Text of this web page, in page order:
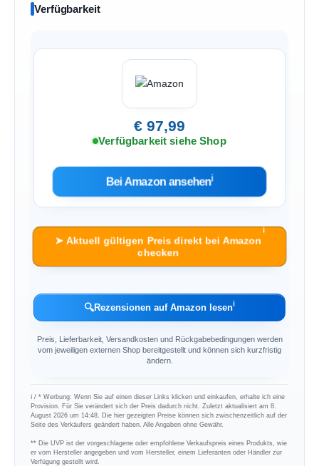
Verfügbarkeit
€ 97,99
Verfügbarkeit siehe Shop
Bei Amazon ansehenℹ︎
➤ Aktuell gültigen Preis direkt bei Amazon
checken
ℹ︎
🔍Rezensionen auf Amazon lesenℹ︎
Preis, Lieferbarkeit, Versandkosten und Rückgabebedingungen werden
vom jeweiligen externen Shop bereitgestellt und können sich kurzfristig
ändern.
ℹ︎ / * Werbung: Wenn Sie auf einen dieser Links klicken und einkaufen, erhalte ich eine
Provision. Für Sie verändert sich der Preis dadurch nicht. Zuletzt aktualisiert am 8.
August 2026 um 14:48. Die hier gezeigten Preise können sich zwischenzeitlich auf der
Seite des Verkäufers geändert haben. Alle Angaben ohne Gewähr.
** Die UVP ist der vorgeschlagene oder empfohlene Verkaufspreis eines Produkts, wie
er vom Hersteller angegeben und vom Hersteller, einem Lieferanten oder Händler zur
Verfügung gestellt wird.